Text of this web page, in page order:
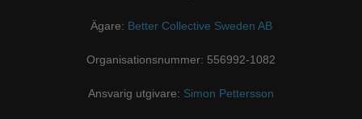
Ägare: Better Collective Sweden AB
Organisationsnummer: 556992-1082
Ansvarig utgivare: Simon Pettersson